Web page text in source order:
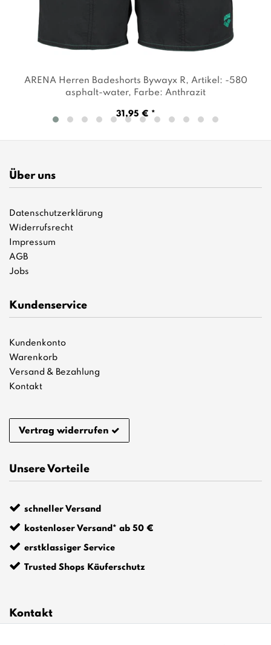
ARENA Herren Badeshorts Bywayx R, Artikel: -580
asphalt-water, Farbe: Anthrazit
31,95 € *
Über uns
Datenschutzerklärung
Widerrufsrecht
Impressum
AGB
Jobs
Kundenservice
Kundenkonto
Warenkorb
Versand & Bezahlung
Kontakt
Vertrag widerrufen
Unsere Vorteile
schneller Versand
kostenloser Versand* ab 50 €
erstklassiger Service
Trusted Shops Käuferschutz
Kontakt